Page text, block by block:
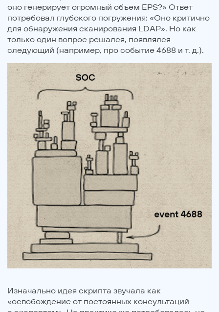
оно генерирует огромный объем EPS?» Ответ
потребовал глубокого погружения: «Оно критично
для обнаружения сканирования LDAP». Но как
только один вопрос решался, появлялся
следующий (например, про событие 4688 и т. д.).
Изначально идея скрипта звучала как
«освобождение от постоянных консультаций